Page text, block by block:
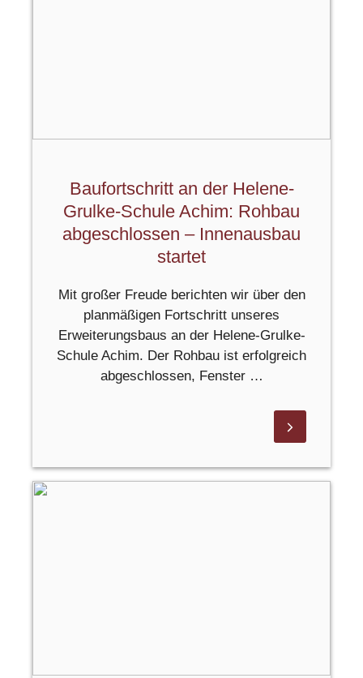
Baufortschritt an der Helene-
Grulke-Schule Achim: Rohbau
abgeschlossen – Innenausbau
startet
Mit großer Freude berichten wir über den
planmäßigen Fortschritt unseres
Erweiterungsbaus an der Helene-Grulke-
Schule Achim. Der Rohbau ist erfolgreich
abgeschlossen, Fenster …